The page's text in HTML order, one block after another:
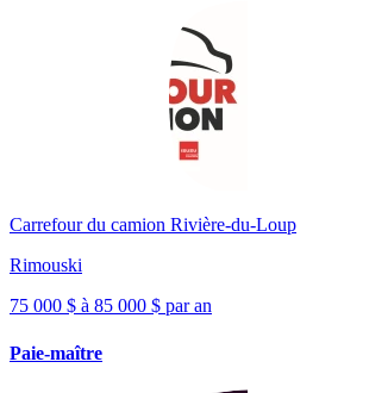
Carrefour du camion Rivière-du-Loup
Rimouski
75 000 $ à 85 000 $ par an
Paie-maître